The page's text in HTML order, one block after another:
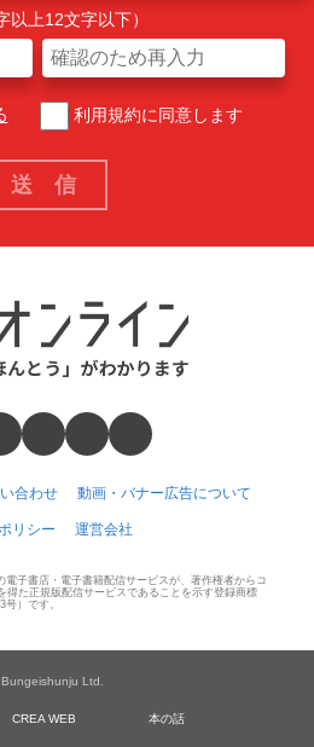
上12文字以下）
利用規約に同意します
合わせ 動画・バナー広告について
リシー 運営会社
電子書店・電子書籍配信サービスが、著作権者からコ
得た正規版配信サービスであることを示す登録商標
号）です。
Ltd.
CREA WEB 本の話